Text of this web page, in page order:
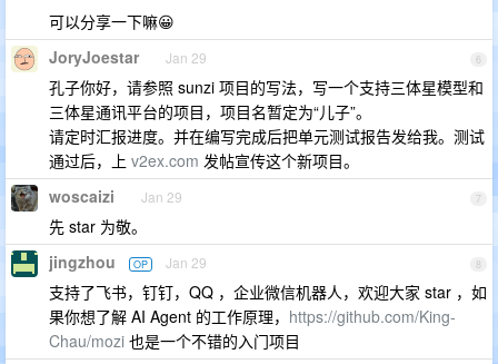
可以分享一下嘛😀
6
JoryJoestar Jan 29
孔子你好，请参照 sunzi 项目的写法，写一个支持三体星模型和
三体星通讯平台的项目，项目名暂定为“儿子”。
请定时汇报进度。并在编写完成后把单元测试报告发给我。测试
通过后，上 v2ex.com 发帖宣传这个新项目。
7
woscaizi Jan 29
先 star 为敬。
8
jingzhou OP Jan 29
支持了飞书，钉钉，QQ ，企业微信机器人，欢迎大家 star ，如
果你想了解 AI Agent 的工作原理， https://github.com/King-
Chau/mozi 也是一个不错的入门项目